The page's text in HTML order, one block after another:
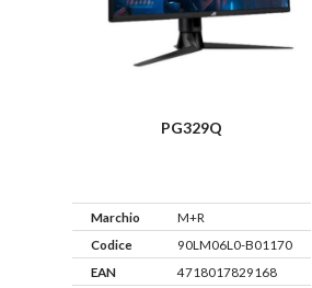
PG329Q
Marchio
M+R
Codice
90LM06L0-B01170
EAN
4718017829168